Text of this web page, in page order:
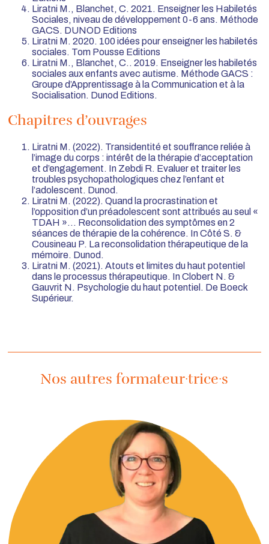
Liratni M., Blanchet, C. 2021. Enseigner les Habiletés
Sociales, niveau de développement 0-6 ans. Méthode
GACS. DUNOD Editions
Liratni M. 2020. 100 idées pour enseigner les habiletés
sociales. Tom Pousse Editions
Liratni M., Blanchet, C.. 2019. Enseigner les habiletés
sociales aux enfants avec autisme. Méthode GACS :
Groupe d’Apprentissage à la Communication et à la
Socialisation. Dunod Editions.
Chapitres d’ouvrages
Liratni M. (2022). Transidentité et souffrance reliée à
l’image du corps : intérêt de la thérapie d’acceptation
et d’engagement. In Zebdi R. Evaluer et traiter les
troubles psychopathologiques chez l’enfant et
l’adolescent. Dunod.
Liratni M. (2022). Quand la procrastination et
l’opposition d’un préadolescent sont attribués au seul «
TDAH »… Reconsolidation des symptômes en 2
séances de thérapie de la cohérence. In Côté S. &
Cousineau P. La reconsolidation thérapeutique de la
mémoire. Dunod.
Liratni M. (2021). Atouts et limites du haut potentiel
dans le processus thérapeutique. In Clobert N. &
Gauvrit N. Psychologie du haut potentiel. De Boeck
Supérieur.
Nos autres formateur·trice·s